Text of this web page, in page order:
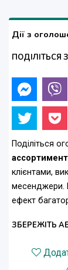
Дії з
ПОДІЛІТЬСЯ
Поділіться
клієнтами,
месенджери.
ефект
ЗБЕРЕЖІТЬ